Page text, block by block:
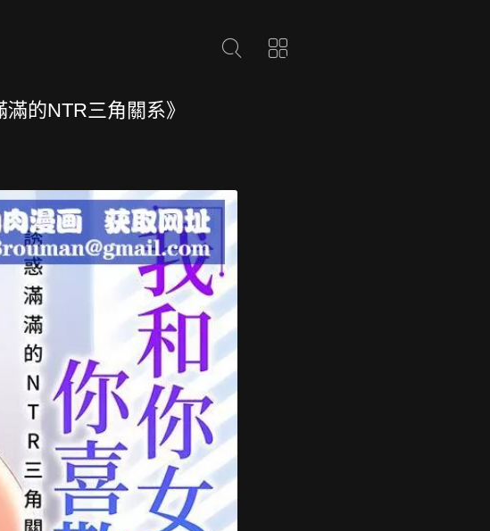
的NTR三角關系》